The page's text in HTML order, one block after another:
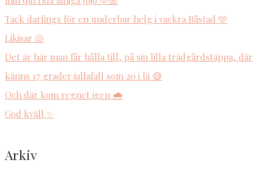
Tack darlings för en underbar helg i vackra Båstad 🩵
Likisar 🐚
Det är här man får hålla till, på sin lilla trädgårdstäppa, där
känns 17 grader iallafall som 20 i lä 😅
Och där kom regnet igen 🌧️
God kväll ✨
Arkiv